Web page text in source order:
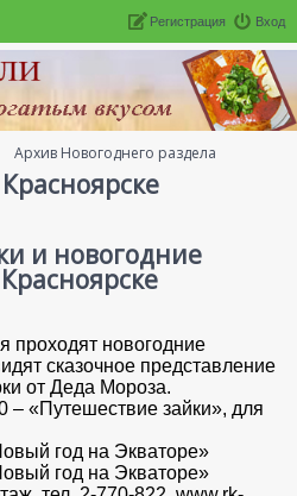
Вход
Регистрация
Архив Новогоднего раздела
и новогодние
проходят новогодние
сказочное представление
от Деда Мороза.
– «Путешествие зайки», для
на Экваторе»
на Экваторе»